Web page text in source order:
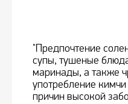
"Предпочтение
супы, тушеные
маринады, а также
употребление
причин высокой